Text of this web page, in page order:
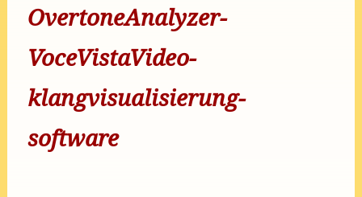
OvertoneAnalyzer-
VoceVistaVideo-
klangvisualisierung-
software